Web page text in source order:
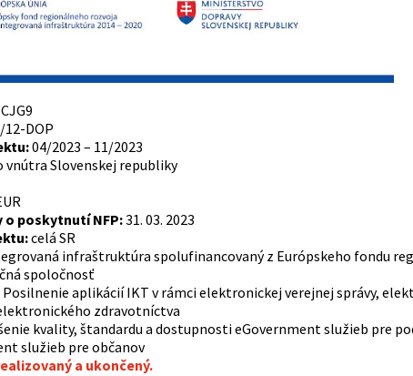
DOP
04/2023 – 11/2023
Slovenskej republiky
o poskytnutí NFP:31. 03. 2023
celá SR
infraštruktúra spolufinancovaný z Európskeho fondu
spoločnosť
Posilnenie aplikácií IKT v rámci elektronickej verejnej správy,
zdravotníctva
kvality, štandardu a dostupnosti eGovernment služieb pre
služieb pre občanov
a ukončený.